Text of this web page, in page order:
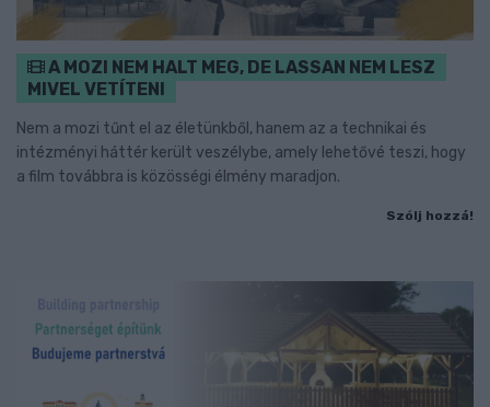
A MOZI NEM HALT MEG, DE LASSAN NEM LESZ
MIVEL VETÍTENI
Nem a mozi tűnt el az életünkből, hanem az a technikai és
intézményi háttér került veszélybe, amely lehetővé teszi, hogy
a film továbbra is közösségi élmény maradjon.
Szólj hozzá!